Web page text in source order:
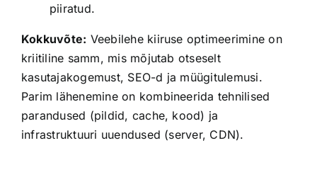
piiratud.
Kokkuvõte: Veebilehe kiiruse optimeerimine on
kriitiline samm, mis mõjutab otseselt
kasutajakogemust, SEO-d ja müügitulemusi.
Parim lähenemine on kombineerida tehnilised
parandused (pildid, cache, kood) ja
infrastruktuuri uuendused (server, CDN).